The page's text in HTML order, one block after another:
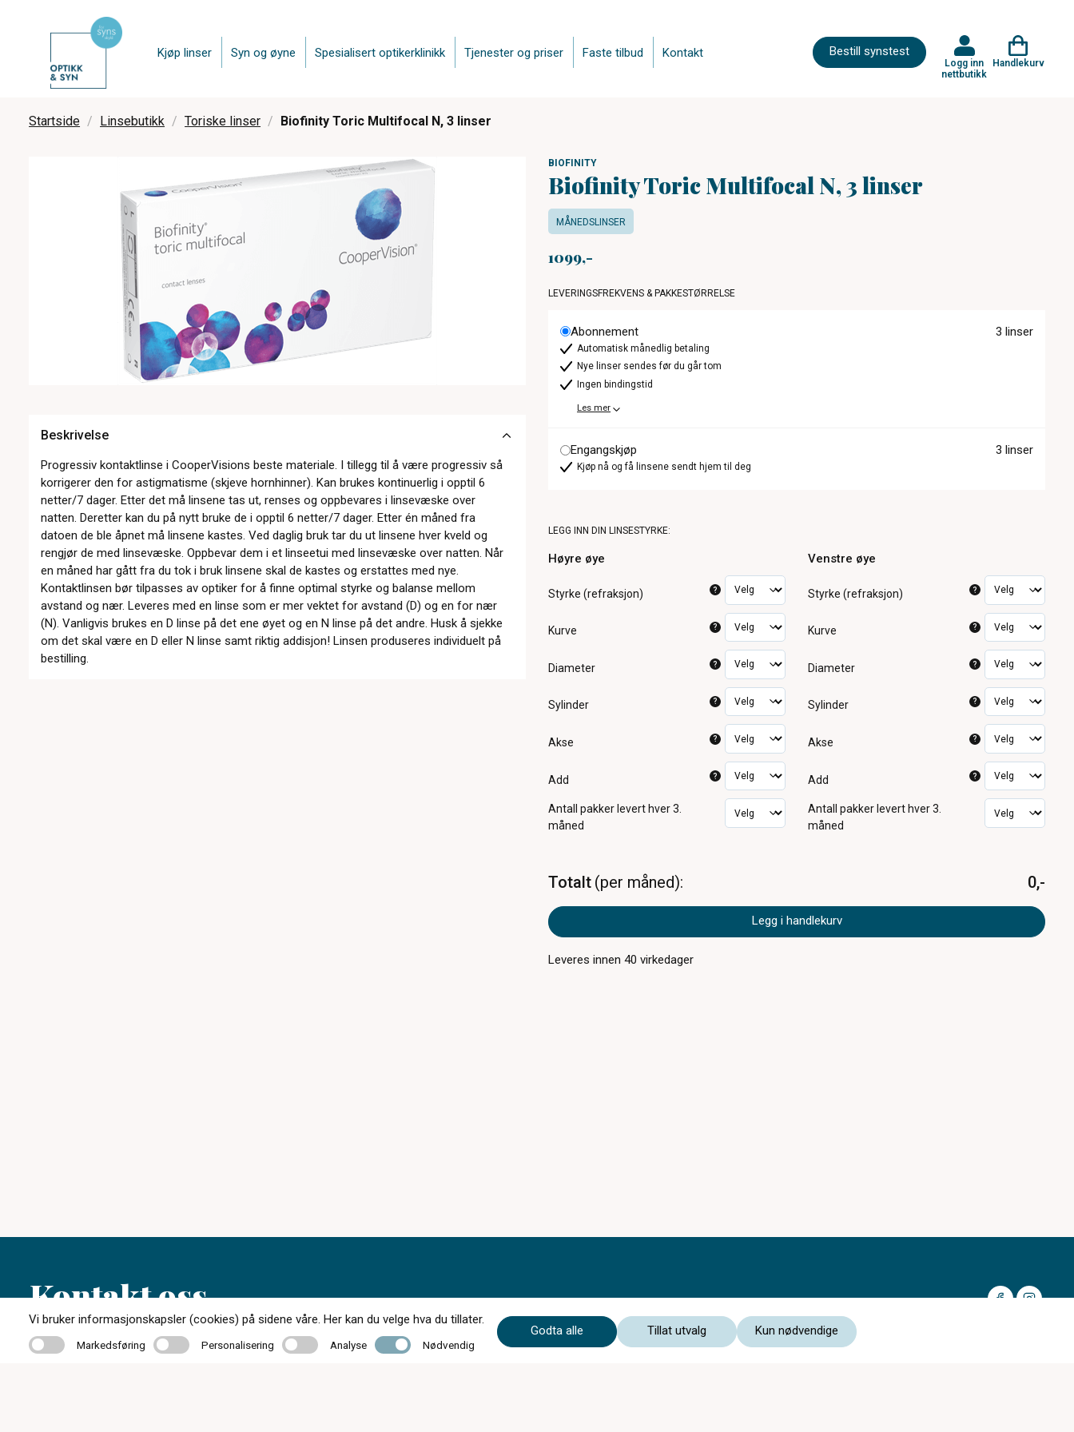
Bestill synstest
Kjøp linser Syn og øyne Spesialisert optikerklinikk Tjenester og priser Faste tilbud Kontakt
Logg inn
nettbutikk
Handlekurv
Startside Linsebutikk Toriske linser Biofinity Toric Multifocal N, 3 linser
Beskrivelse
Progressiv kontaktlinse i CooperVisions beste materiale. I tillegg til å være progressiv så
korrigerer den for astigmatisme (skjeve hornhinner). Kan brukes kontinuerlig i opptil 6
netter/7 dager. Etter det må linsene tas ut, renses og oppbevares i linsevæske over
natten. Deretter kan du på nytt bruke de i opptil 6 netter/7 dager. Etter én måned fra
datoen de ble åpnet må linsene kastes. Ved daglig bruk tar du ut linsene hver kveld og
rengjør de med linsevæske. Oppbevar dem i et linseetui med linsevæske over natten. Når
en måned har gått fra du tok i bruk linsene skal de kastes og erstattes med nye.
Kontaktlinsen bør tilpasses av optiker for å finne optimal styrke og balanse mellom
avstand og nær. Leveres med en linse som er mer vektet for avstand (D) og en for nær
(N). Vanligvis brukes en D linse på det ene øyet og en N linse på det andre. Husk å sjekke
om det skal være en D eller N linse samt riktig addisjon! Linsen produseres individuelt på
bestilling.
BIOFINITY
Biofinity Toric Multifocal N, 3 linser
MÅNEDSLINSER
1099
LEVERINGSFREKVENS & PAKKESTØRRELSE
Abonnement 3 linser
Automatisk månedlig betaling
Nye linser sendes før du går tom
Ingen bindingstid
Les mer
Engangskjøp 3 linser
Kjøp nå og få linsene sendt hjem til deg
LEGG INN DIN LINSESTYRKE:
Høyre øye
Styrke (refraksjon) ?
Kurve ?
Diameter ?
Sylinder ?
Akse ?
Add ?
Antall pakker levert hver 3.
måned
Venstre øye
Styrke (refraksjon) ?
Kurve ?
Diameter ?
Sylinder ?
Akse ?
Add ?
Antall pakker levert hver 3.
måned
Totalt per måned 0,-
Legg i handlekurv
Leveres innen40 virkedager
Kontakt oss
51 48 80 04
Vi bruker informasjonskapsler (cookies) på sidene våre. Her kan du velge hva du tillater.
MarkedsføringMarkedsføring PersonaliseringPersonalisering Analyse Analyse Nødvendig Nødvendig
Godta alle Tillat utvalg Kun nødvendige